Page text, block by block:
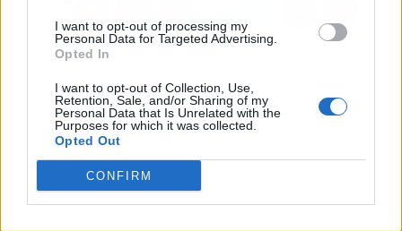
I want to opt-out of processing my
Personal Data for Targeted Advertising.
Opted In
I want to opt-out of Collection, Use,
Retention, Sale, and/or Sharing of my
Personal Data that Is Unrelated with the
Purposes for which it was collected.
Opted Out
CONFIRM